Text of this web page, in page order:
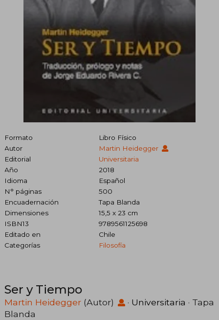
Formato
Libro Físico
Autor
Martin Heidegger
Editorial
Universitaria
Año
2018
Idioma
Español
N° páginas
500
Encuadernación
Tapa Blanda
Dimensiones
15,5 x 23 cm
ISBN13
9789561125698
Editado en
Chile
Categorías
Filosofía
Ser y Tiempo
Martin Heidegger (Autor) · Universitaria · Tapa
Blanda